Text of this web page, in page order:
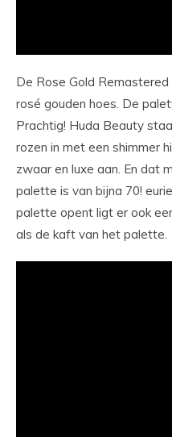
De Rose Gold
rosé gouden hoes. De
Prachtig! Huda Beauty
rozen in met een shimmer
zwaar en luxe aan. En dat
palette is van bijna 70!
palette opent ligt er ook
als de kaft van het palette.